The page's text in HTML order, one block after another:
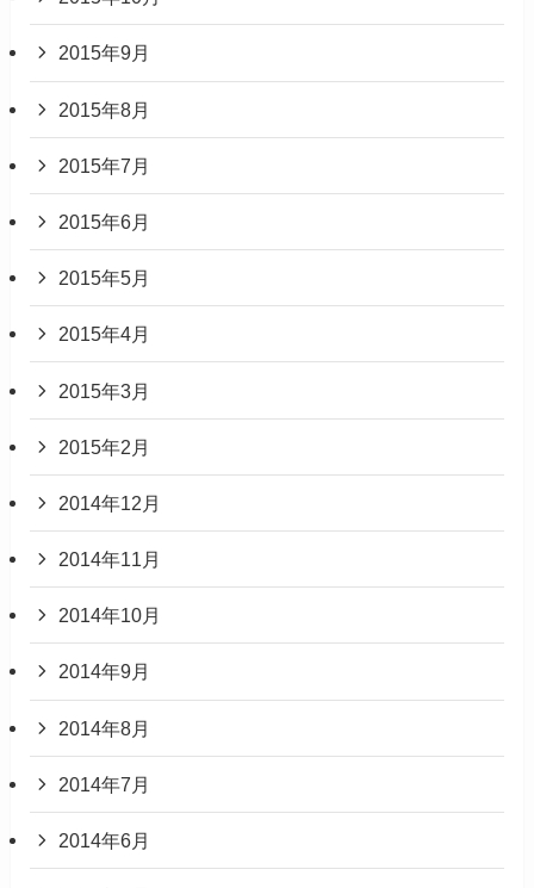
2015年9月
2015年8月
2015年7月
2015年6月
2015年5月
2015年4月
2015年3月
2015年2月
2014年12月
2014年11月
2014年10月
2014年9月
2014年8月
2014年7月
2014年6月